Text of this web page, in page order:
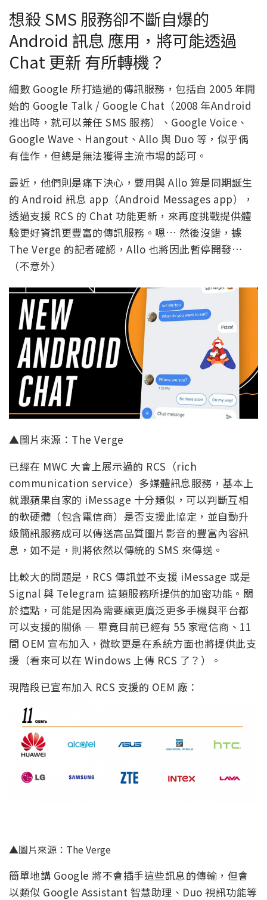
想殺 SMS 服務卻不斷自爆的
Android 訊息 應用，將可能透過
Chat 更新 有所轉機？
細數 Google 所打造過的傳訊服務，包括自 2005 年開
始的 Google Talk / Google Chat（2008 年Android
推出時，就可以兼任 SMS 服務）、Google Voice、
Google Wave、Hangout、Allo 與 Duo 等，似乎偶
有佳作，但總是無法獲得主流市場的認可。
最近，他們則是痛下決心，要用與 Allo 算是同期誕生
的 Android 訊息 app（Android Messages app），
透過支援 RCS 的 Chat 功能更新，來再度挑戰提供體
驗更好資訊更豐富的傳訊服務。嗯… 然後沒錯，據
The Verge 的記者確認，Allo 也將因此暫停開發…
（不意外）
▲圖片來源：The Verge
已經在 MWC 大會上展示過的 RCS（rich
communication service）多媒體訊息服務，基本上
就跟蘋果自家的 iMessage 十分類似，可以判斷互相
的軟硬體（包含電信商）是否支援此協定，並自動升
級簡訊服務成可以傳送高品質圖片影音的豐富內容訊
息，如不是，則將依然以傳統的 SMS 來傳送。
比較大的問題是，RCS 傳訊並不支援 iMessage 或是
Signal 與 Telegram 這類服務所提供的加密功能。關
於這點，可能是因為需要讓更廣泛更多手機與平台都
可以支援的關係 — 畢竟目前已經有 55 家電信商、11
間 OEM 宣布加入，微軟更是在系統方面也將提供此支
援（看來可以在 Windows 上傳 RCS 了？）。
現階段已宣布加入 RCS 支援的 OEM 廠：
▲圖片來源：The Verge
簡單地講 Google 將不會插手這些訊息的傳輸，但會
以類似 Google Assistant 智慧助理、Duo 視訊功能等